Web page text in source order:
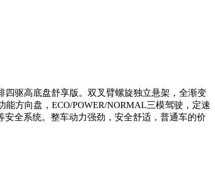
驱高底盘舒享版。双叉臂螺旋独立悬架，全渐变
方向盘，ECO/POWER/NORMAL三模驾驶，定速
全系统。整车动力强劲，安全舒适，普通车的价